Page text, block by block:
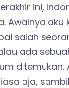
ini,
Awalnya aku
salah
ada
ditemukan.
aja,